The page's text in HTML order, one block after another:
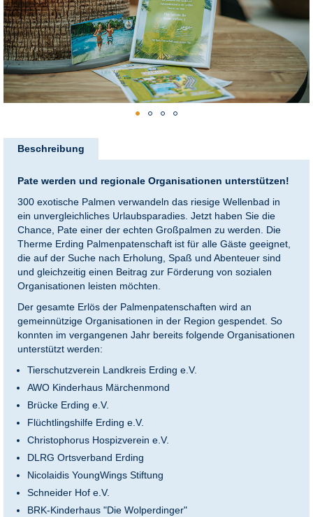
Anfang
springen
Beschreibung
Pate werden und regionale Organisationen unterstützen!
300 exotische Palmen verwandeln das riesige Wellenbad in
ein unvergleichliches Urlaubsparadies. Jetzt haben Sie die
Chance, Pate einer der echten Großpalmen zu werden. Die
Therme Erding Palmenpatenschaft ist für alle Gäste geeignet,
die auf der Suche nach Erholung, Spaß und Abenteuer sind
und gleichzeitig einen Beitrag zur Förderung von sozialen
Organisationen leisten möchten.
Der gesamte Erlös der Palmenpatenschaften wird an
gemeinnützige Organisationen in der Region gespendet. So
konnten im vergangenen Jahr bereits folgende Organisationen
unterstützt werden:
Tierschutzverein Landkreis Erding e.V.
AWO Kinderhaus Märchenmond
Brücke Erding e.V.
Flüchtlingshilfe Erding e.V.
Christophorus Hospizverein e.V.
DLRG Ortsverband Erding
Nicolaidis YoungWings Stiftung
Schneider Hof e.V.
BRK-Kinderhaus "Die Wolperdinger"
für Paare
für Familien